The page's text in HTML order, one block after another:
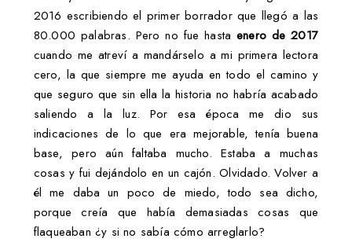
2016 escribiendo el primer borrador que llegó a las
80.000 palabras. Pero no fue hasta enero de 2017
cuando me atreví a mandárselo a mi primera lectora
cero, la que siempre me ayuda en todo el camino y
que seguro que sin ella la historia no habría acabado
saliendo a la luz. Por esa época me dio sus
indicaciones de lo que era mejorable, tenía buena
base, pero aún faltaba mucho. Estaba a muchas
cosas y fui dejándolo en un cajón. Olvidado. Volver a
él me daba un poco de miedo, todo sea dicho,
porque creía que había demasiadas cosas que
flaqueaban ¿y si no sabía cómo arreglarlo?